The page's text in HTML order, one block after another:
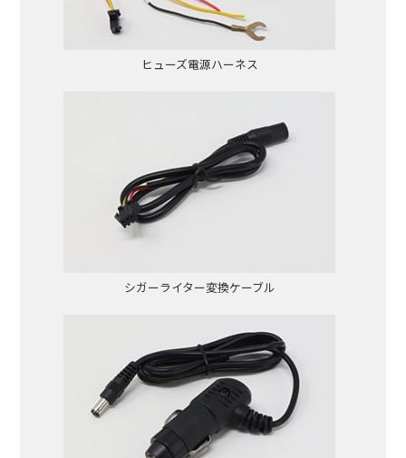
ヒューズ電源ハーネス
シガーライター変換ケーブル